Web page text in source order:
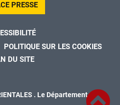
PRESSE
POLITIQUE SUR LES COOKIES
DU SITE
. Le Département